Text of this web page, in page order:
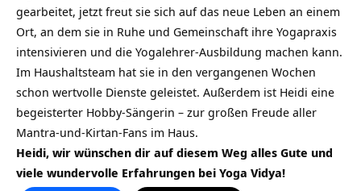
gearbeitet, jetzt freut sie sich auf das neue Leben an einem
Ort, an dem sie in Ruhe und Gemeinschaft ihre Yogapraxis
intensivieren und die Yogalehrer-Ausbildung machen kann.
Im Haushaltsteam hat sie in den vergangenen Wochen
schon wertvolle Dienste geleistet. Außerdem ist Heidi eine
begeisterter Hobby-Sängerin – zur großen Freude aller
Mantra-und-Kirtan-Fans im Haus.
Heidi, wir wünschen dir auf diesem Weg alles Gute und
viele wundervolle Erfahrungen bei Yoga Vidya!